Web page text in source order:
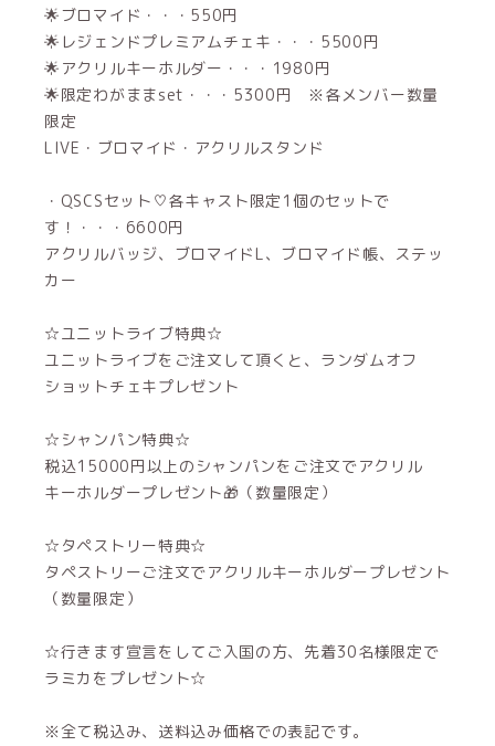
🌟ブロマイド・・・550円
🌟レジェンドプレミアムチェキ・・・5500円
🌟アクリルキーホルダー・・・1980円
🌟限定わがままset・・・5300円 ※各メンバー数量
限定
LIVE・ブロマイド・アクリルスタンド
・QSCSセット♡各キャスト限定1個のセットで
す！・・・6600円
アクリルバッジ、ブロマイドL、ブロマイド帳、ステッ
カー
☆ユニットライブ特典☆
ユニットライブをご注文して頂くと、ランダムオフ
ショットチェキプレゼント
☆シャンパン特典☆
税込15000円以上のシャンパンをご注文でアクリル
キーホルダープレゼント🎁（数量限定）
☆タペストリー特典☆
タペストリーご注文でアクリルキーホルダープレゼント
（数量限定）
☆行きます宣言をしてご入国の方、先着30名様限定で
ラミカをプレゼント☆
※全て税込み、送料込み価格での表記です。